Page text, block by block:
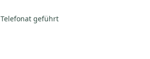
Telefonat geführt